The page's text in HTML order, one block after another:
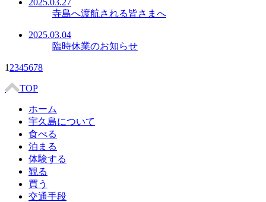
寺島へ渡航される皆さまへ
2025.03.04
臨時休業のお知らせ
1 2345678
TOP
ホーム
宇久島について
食べる
泊まる
体験する
観る
買う
交通手段